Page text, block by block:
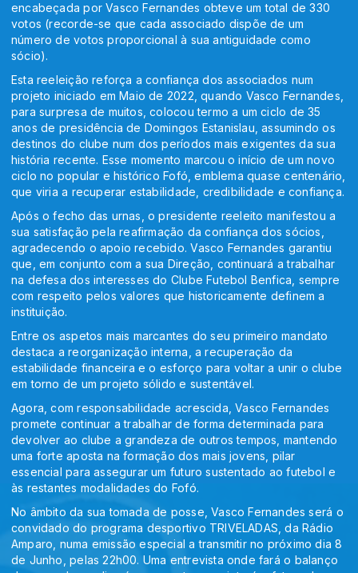
encabeçada por Vasco Fernandes obteve um total de 330
votos (recorde-se que cada associado dispõe de um
número de votos proporcional à sua antiguidade como
sócio).
Esta reeleição reforça a confiança dos associados num
projeto iniciado em Maio de 2022, quando Vasco Fernandes,
para surpresa de muitos, colocou termo a um ciclo de 35
anos de presidência de Domingos Estanislau, assumindo os
destinos do clube num dos períodos mais exigentes da sua
história recente. Esse momento marcou o início de um novo
ciclo no popular e histórico Fofó, emblema quase centenário,
que viria a recuperar estabilidade, credibilidade e confiança.
Após o fecho das urnas, o presidente reeleito manifestou a
sua satisfação pela reafirmação da confiança dos sócios,
agradecendo o apoio recebido. Vasco Fernandes garantiu
que, em conjunto com a sua Direção, continuará a trabalhar
na defesa dos interesses do Clube Futebol Benfica, sempre
com respeito pelos valores que historicamente definem a
instituição.
Entre os aspetos mais marcantes do seu primeiro mandato
destaca a reorganização interna, a recuperação da
estabilidade financeira e o esforço para voltar a unir o clube
em torno de um projeto sólido e sustentável.
Agora, com responsabilidade acrescida, Vasco Fernandes
promete continuar a trabalhar de forma determinada para
devolver ao clube a grandeza de outros tempos, mantendo
uma forte aposta na formação dos mais jovens, pilar
essencial para assegurar um futuro sustentado ao futebol e
às restantes modalidades do Fofó.
No âmbito da sua tomada de posse, Vasco Fernandes será o
convidado do programa desportivo TRIVELADAS, da Rádio
Amparo, numa emissão especial a transmitir no próximo dia 8
de Junho, pelas 22h00. Uma entrevista onde fará o balanço